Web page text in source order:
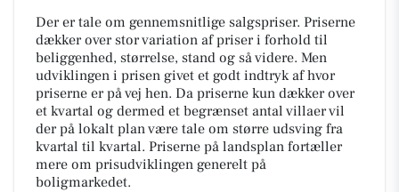
Der er tale om gennemsnitlige salgspriser. Priserne
dækker over stor variation af priser i forhold til
beliggenhed, størrelse, stand og så videre. Men
udviklingen i prisen givet et godt indtryk af hvor
priserne er på vej hen. Da priserne kun dækker over
et kvartal og dermed et begrænset antal villaer vil
der på lokalt plan være tale om større udsving fra
kvartal til kvartal. Priserne på landsplan fortæller
mere om prisudviklingen generelt på
boligmarkedet.